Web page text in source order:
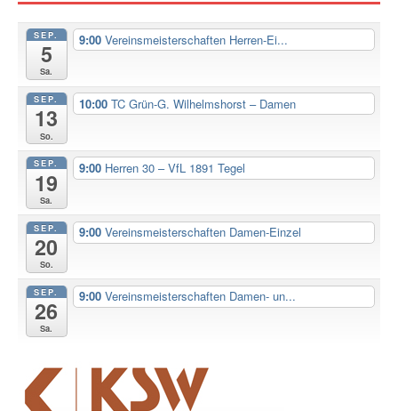
SEP.
5
Sa.
9:00 Vereinsmeisterschaften Herren-Ei...
SEP.
13
So.
10:00 TC Grün-G. Wilhelmshorst – Damen
SEP.
19
Sa.
9:00 Herren 30 – VfL 1891 Tegel
SEP.
20
So.
9:00 Vereinsmeisterschaften Damen-Einzel
SEP.
26
Sa.
9:00 Vereinsmeisterschaften Damen- un...